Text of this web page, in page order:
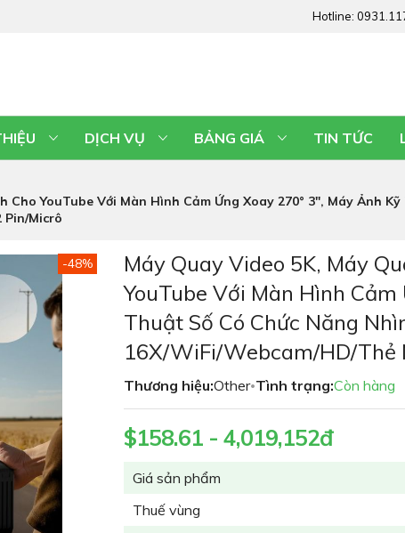
Hotline:
DỊCH VỤ BẢNG GIÁ TIN TỨC
Cho YouTube Với Màn Hình Cảm Ứng Xoay 270° 3", Máy Ảnh
Pin/Micrô
-48%
Máy Quay Video 5K, Máy
YouTube Với Màn Hình
Thuật Số Có Chức Năng
16X/WiFi/Webcam/HD/Thẻ
Thương hiệu:Other•Tình trạng:Còn hàng
Giá sản phẩm
Thuế vùng
$158.61 - 4,019,152đ